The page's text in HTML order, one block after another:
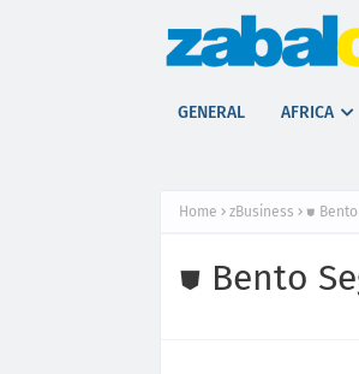
GENERAL AFRICA
Home zBusiness ⛊
⛊ Bento